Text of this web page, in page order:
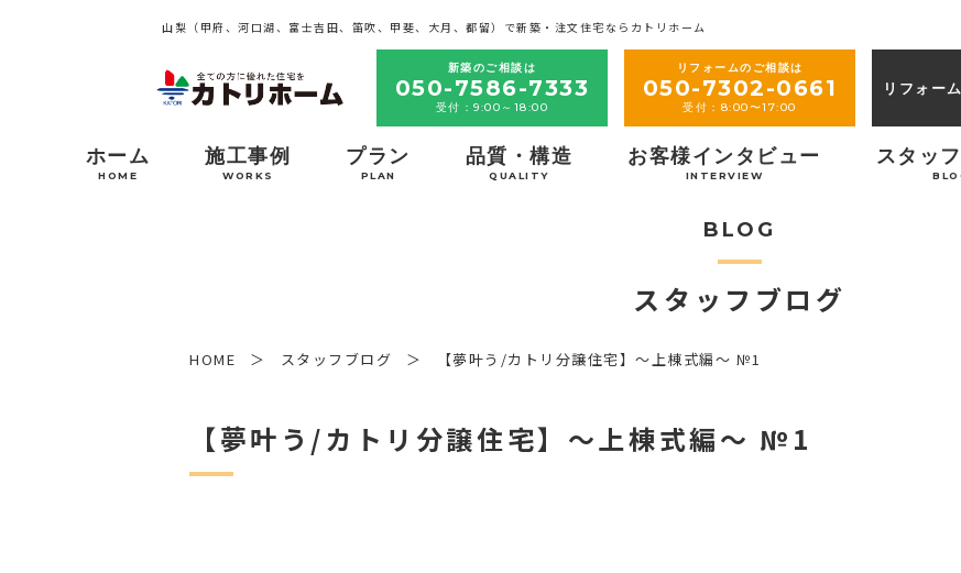
山梨（甲府、河口湖、富士吉田、笛吹、甲斐、大月、都留）で新築・注文住宅ならカトリホーム
新築のご相談は
050-7586-7333
受付：9:00～18:00
リフォームのご相談は
050-7302-0661
受付：8:00〜17:00
リフォー
ホーム
HOME
施工事例
WORKS
プラン
PLAN
品質・構造
QUALITY
お客様インタビュー
INTERVIEW
スタッ
BLOG
スタッフブログ
HOME スタッフブログ 【夢叶う/カトリ分譲住宅】～上棟式編～ №1
【夢叶う/カトリ分譲住宅】～上棟式編～ №1